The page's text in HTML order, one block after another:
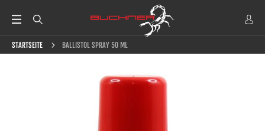
STARTSEITE BALLISTOL SPRAY 50 ML